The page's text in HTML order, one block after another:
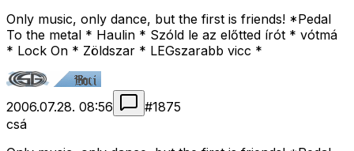
Only music, only dance, but the first is friends! *Pedal
To the metal * Haulin * Szóld le az előtted írót * vótmá
* Lock On * Zöldszar * LEGszarabb vicc *
2006.07.28. 08:56 #1875
csá